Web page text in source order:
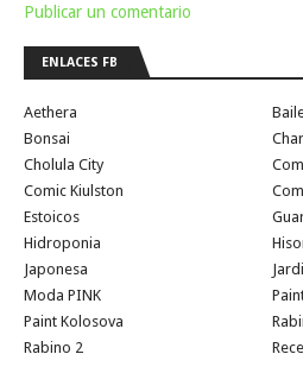
Publicar un comentario
ENLACES FB
Aethera
Bonsai
Cholula City
Comic Kiulston
Estoicos
Hidroponia
Japonesa
Moda PINK
Paint Kolosova
Rabino 2